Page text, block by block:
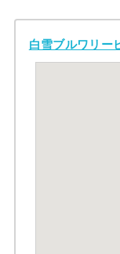
白雪ブルワリー